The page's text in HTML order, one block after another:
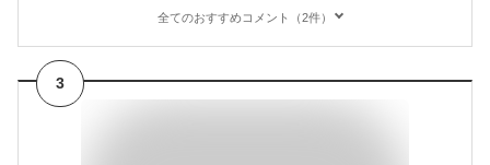
全てのおすすめコメント（2件）
3